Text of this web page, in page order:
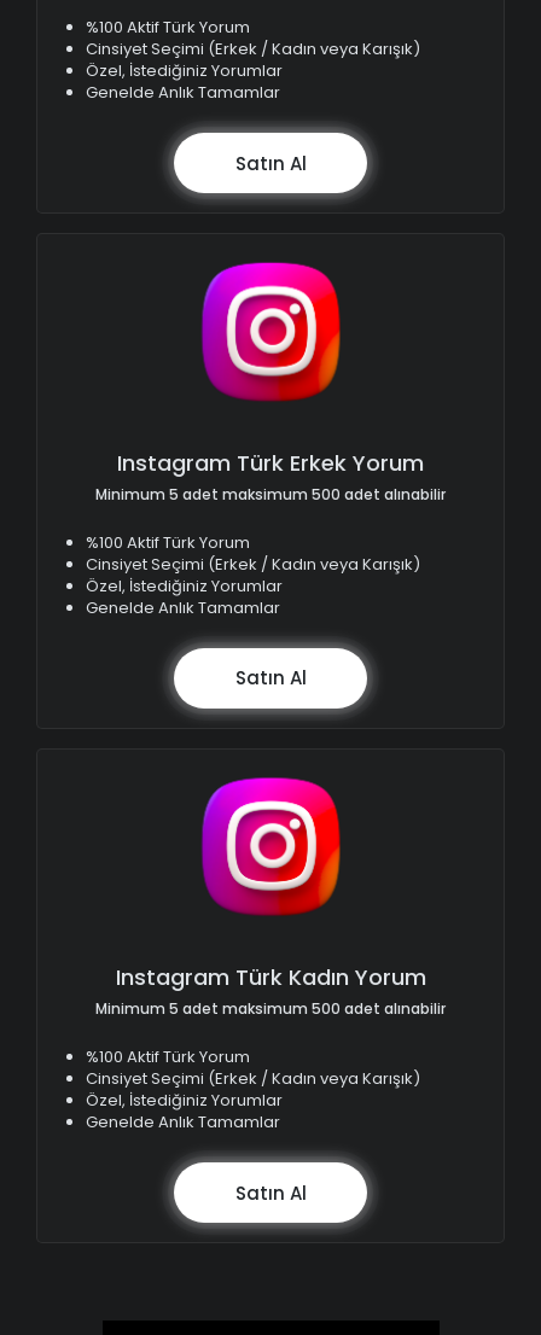
%100 Aktif Türk Yorum
Cinsiyet Seçimi (Erkek / Kadın veya Karışık)
Özel, İstediğiniz Yorumlar
Genelde Anlık Tamamlar
Satın Al
Instagram Türk Erkek Yorum
Minimum 5 adet maksimum 500 adet alınabilir
%100 Aktif Türk Yorum
Cinsiyet Seçimi (Erkek / Kadın veya Karışık)
Özel, İstediğiniz Yorumlar
Genelde Anlık Tamamlar
Satın Al
Instagram Türk Kadın Yorum
Minimum 5 adet maksimum 500 adet alınabilir
%100 Aktif Türk Yorum
Cinsiyet Seçimi (Erkek / Kadın veya Karışık)
Özel, İstediğiniz Yorumlar
Genelde Anlık Tamamlar
Satın Al